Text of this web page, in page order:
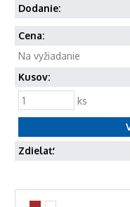
Dodanie:
Cena:
Na vyžiadanie
Kusov:
ks
Zdielať: